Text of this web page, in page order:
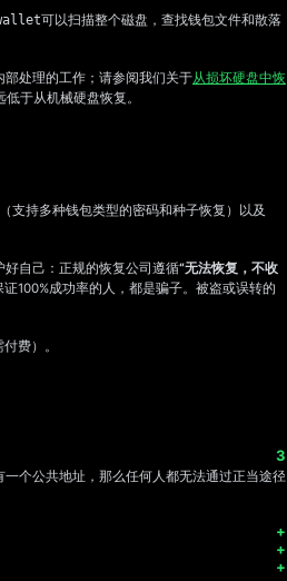
可以扫描整个磁盘，查找钱包文件和散落
处理的工作；请参阅我们关于从损坏硬盘中恢
于从机械硬盘恢复。
（支持多种钱包类型的密码和种子恢复）以及
自己：正规的恢复公司遵循“无法恢复，不收
100%成功率的人，都是骗子。被盗或误转的
费）。
个公共地址，那么任何人都无法通过正当途径